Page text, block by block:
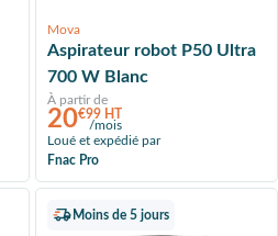
Mova
Aspirateur robot P50 Ultra
700 W Blanc
À partir de
20€99 HT
/mois
Loué et expédié par
Fnac Pro
Moins de 5 jours